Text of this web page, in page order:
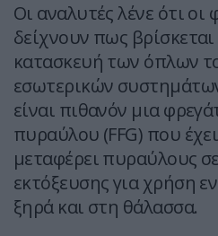
Οι αναλυτές λένε ότι οι
δείχνουν πως βρίσκεται
κατασκευή των όπλων
εσωτερικών
είναι πιθανόν μια
πυραύλου (FFG) που
μεταφέρει πυραύλους
εκτόξευσης για χρήση
ξηρά και στη θάλασσα.